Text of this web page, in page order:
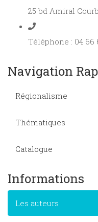
25 bd Amiral
Téléphone : 04 66
Navigation
Régionalisme
Thématiques
Catalogue
Informations
Les auteurs